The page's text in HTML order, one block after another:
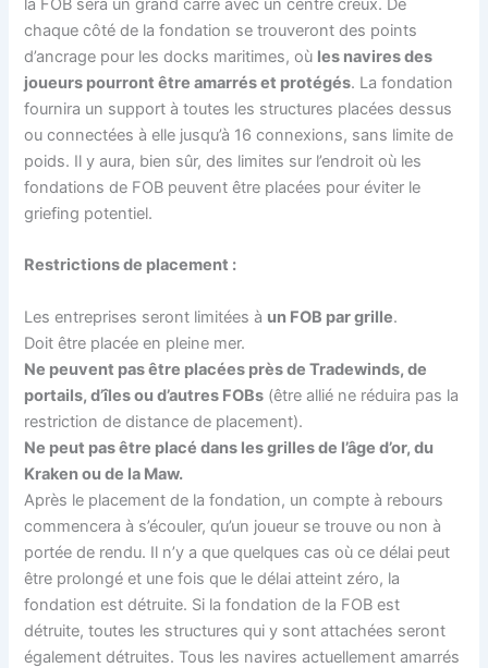
la FOB sera un grand carré avec un centre creux. De
chaque côté de la fondation se trouveront des points
d’ancrage pour les docks maritimes, où les navires des
joueurs pourront être amarrés et protégés. La fondation
fournira un support à toutes les structures placées dessus
ou connectées à elle jusqu’à 16 connexions, sans limite de
poids. Il y aura, bien sûr, des limites sur l’endroit où les
fondations de FOB peuvent être placées pour éviter le
griefing potentiel.
Restrictions de placement :
Les entreprises seront limitées à un FOB par grille.
Doit être placée en pleine mer.
Ne peuvent pas être placées près de Tradewinds, de
portails, d’îles ou d’autres FOBs (être allié ne réduira pas la
restriction de distance de placement).
Ne peut pas être placé dans les grilles de l’âge d’or, du
Kraken ou de la Maw.
Après le placement de la fondation, un compte à rebours
commencera à s’écouler, qu’un joueur se trouve ou non à
portée de rendu. Il n’y a que quelques cas où ce délai peut
être prolongé et une fois que le délai atteint zéro, la
fondation est détruite. Si la fondation de la FOB est
détruite, toutes les structures qui y sont attachées seront
également détruites. Tous les navires actuellement amarrés